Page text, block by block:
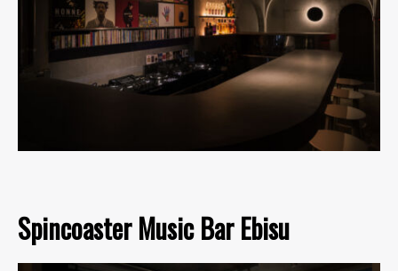
Spincoaster Music Bar Ebisu